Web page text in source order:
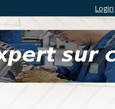
Login